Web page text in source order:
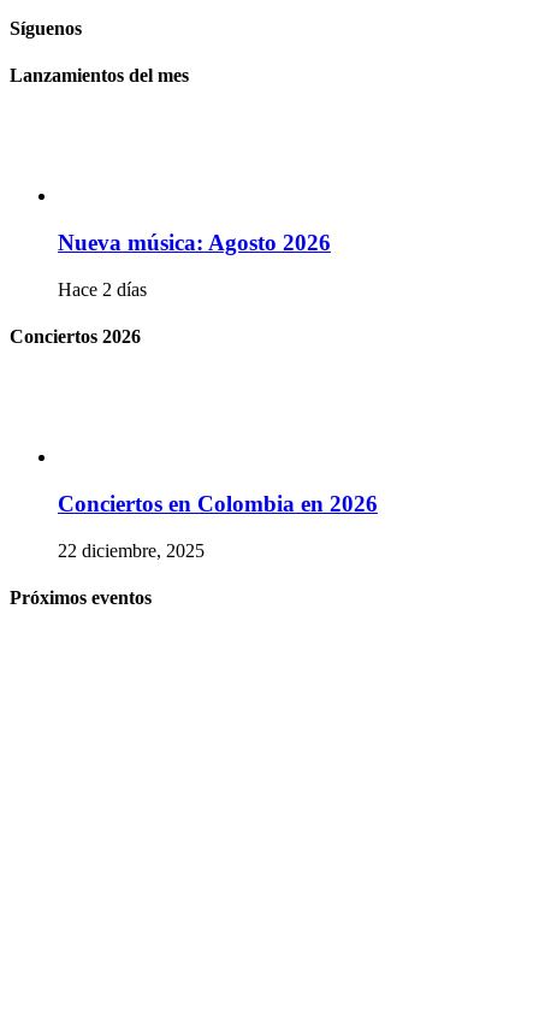
Síguenos
Lanzamientos del mes
Nueva música: Agosto 2026
Hace 2 días
Conciertos 2026
Conciertos en Colombia en 2026
22 diciembre, 2025
Próximos eventos